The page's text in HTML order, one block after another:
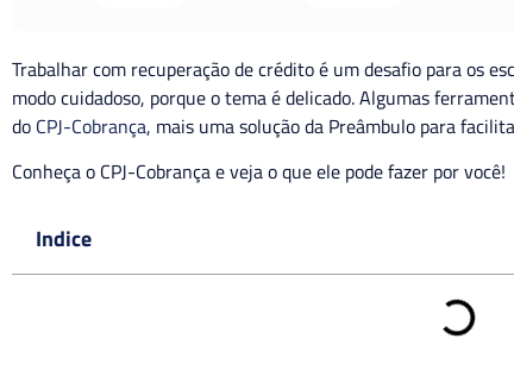
Trabalhar com recuperação de crédito é um desafio para os
modo cuidadoso, porque o tema é delicado. Algumas
do CPJ-Cobrança, mais uma solução da Preâmbulo para
Conheça o CPJ-Cobrança e veja o que ele pode fazer por você!
Indice